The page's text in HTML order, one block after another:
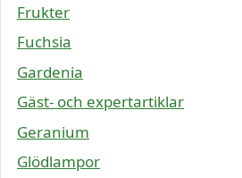
Frukter
Fuchsia
Gardenia
Gäst- och expertartiklar
Geranium
Glödlampor